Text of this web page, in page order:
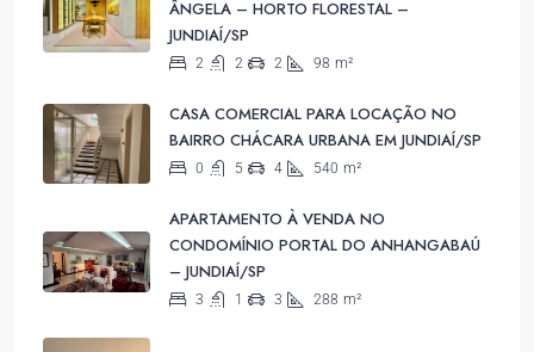
ÂNGELA – HORTO FLORESTAL –
JUNDIAÍ/SP
2 2 2 98 m²
CASA COMERCIAL PARA LOCAÇÃO NO
BAIRRO CHÁCARA URBANA EM JUNDIAÍ/SP
0 5 4 540 m²
APARTAMENTO À VENDA NO
CONDOMÍNIO PORTAL DO ANHANGABAÚ
– JUNDIAÍ/SP
3 1 3 288 m²